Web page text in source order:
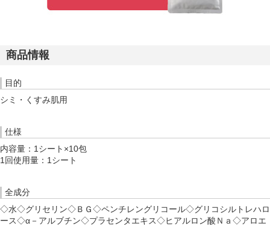
商品情報
目的
シミ・くすみ肌用
仕様
内容量：1シート×10包
1回使用量：1シート
全成分
◇水◇グリセリン◇ＢＧ◇ペンチレングリコール◇グリコシルトレハロ
ース◇α－アルブチン◇プラセンタエキス◇ヒアルロン酸Ｎａ◇アロエ